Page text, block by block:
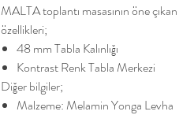
MALTA toplantı masasının öne çıkan
özellikleri;
48 mm Tabla Kalınlığı
Kontrast Renk Tabla Merkezi
Diğer bilgiler;
Malzeme: Melamin Yonga Levha